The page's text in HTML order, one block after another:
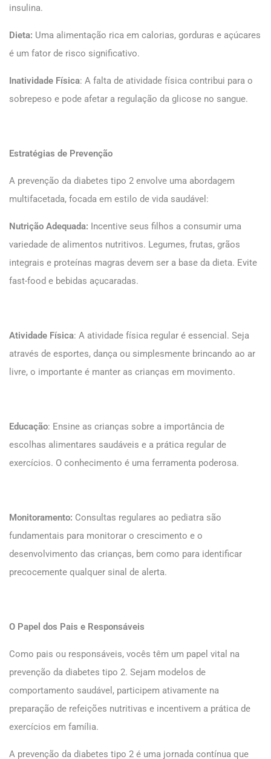
insulina.
Dieta: Uma alimentação rica em calorias, gorduras e açúcares
é um fator de risco significativo.
Inatividade Física: A falta de atividade física contribui para o
sobrepeso e pode afetar a regulação da glicose no sangue.
Estratégias de Prevenção
A prevenção da diabetes tipo 2 envolve uma abordagem
multifacetada, focada em estilo de vida saudável:
Nutrição Adequada: Incentive seus filhos a consumir uma
variedade de alimentos nutritivos. Legumes, frutas, grãos
integrais e proteínas magras devem ser a base da dieta. Evite
fast-food e bebidas açucaradas.
Atividade Física: A atividade física regular é essencial. Seja
através de esportes, dança ou simplesmente brincando ao ar
livre, o importante é manter as crianças em movimento.
Educação: Ensine as crianças sobre a importância de
escolhas alimentares saudáveis e a prática regular de
exercícios. O conhecimento é uma ferramenta poderosa.
Monitoramento: Consultas regulares ao pediatra são
fundamentais para monitorar o crescimento e o
desenvolvimento das crianças, bem como para identificar
precocemente qualquer sinal de alerta.
O Papel dos Pais e Responsáveis
Como pais ou responsáveis, vocês têm um papel vital na
prevenção da diabetes tipo 2. Sejam modelos de
comportamento saudável, participem ativamente na
preparação de refeições nutritivas e incentivem a prática de
exercícios em família.
A prevenção da diabetes tipo 2 é uma jornada contínua que